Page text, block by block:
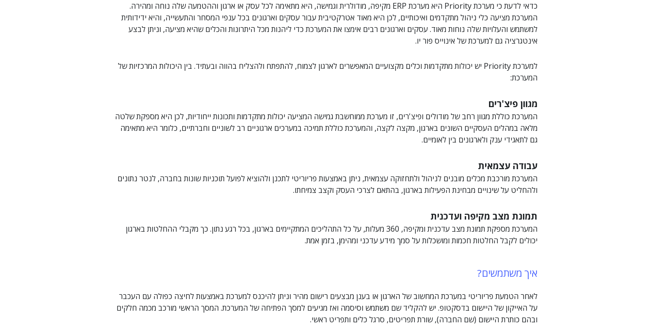
כדאי לדעת כי מערכת Priority היא מערכת ERP מקיפה, מודולרית וגמישה, היא מתאימה לכל עסק או ארגון וההטמעה שלה נוחה ומהירה.
המערכת מציעה כלי ניהול מתקדמים ואיכותיים, לכן היא מאוד אטרקטיבית עבור עסקים וארגונים בכל ענפי המסחר והתעשייה, והיא ידידותית
למשתמש והעלויות שלה נוחות מאוד. עסקים וארגונים רבים אימצו את המערכת כדי ליהנות מכל היתרונות והכלים שהיא מציעה, וניתן לבצע
אינטגרציה גם למערכת של אינוייס פור יו.
למערכת Priority יש יכולות מתקדמות וכלים מקצועיים המאפשרים לארגון לצמוח, להתפתח ולהצליח בהווה ובעתיד. בין היכולות המרכזיות של
המערכת:
מגוון פיצ'רים
המערכת כוללת מגוון רחב של מודולים ופיצ'רים, זו מערכת ממוחשבת גמישה המציעה יכולות מתקדמות ותכונות ייחודיות, לכן היא מספקת שלטה
מלאה במהלים העסקיים השונים בארגון, מקצה לקצה, והמערכת כוללת תמיכה במערכים ארגוניים רב לשוניים וחברתיים, כלומר היא מתאימה
גם לתאגידי ענק ולארגונים בין לאומיים.
עבודה עצמאית
המערכת מורכבת מכלים מובנים לניהול ולתחזוקה עצמאית, ניתן באמצעות פריוריטי לתכנן ולהוציא לפועל תוכניות שונות בחברה, לנטר נתונים
ולהחליט על שינויים מבחינת הפעילות בארגון, בהתאם לצרכי העסק וקצב צמיחתו.
תמונת מצב מקיפה ועדכנית
המערכת מספקת תמונת מצב עדכנית ומקיפה, 360 מעלות, על כל התהליכים המתקיימים בארגון, בכל רגע נתון. כך מקבלי ההחלטות בארגון
יכולים לקבל החלטות חכמות ומושכלות על סמך מידע עדכני ומהימן, בזמן אמת.
איך משתמשים?
לאחר הטמעת פריוריטי במערכת המחשוב של הארגון או בענן מבצעים רישום מהיר וניתן להיכנס למערכת באמצעות לחיצה כפולה עם העכבר
על האייקון של היישום בדסקטופ. יש להקליד שם משתמש וסיסמה ואז מגיעים למסך הפתיחה של המערכת. המסך הראשי מורכב מכמה חלקים
ובהם כותרת היישום (שם החברה), שורת תפריטים, סרגל כלים ותפריט ראשי.